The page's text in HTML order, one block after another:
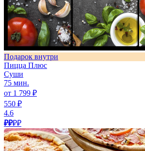
Подарок внутри
Пицца Плюс
Суши
75 мин.
от 1 799 ₽
550 ₽
4.6
₽₽₽₽